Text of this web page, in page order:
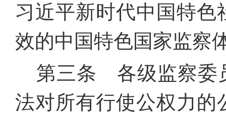
习近平新时代中国特
效的中国特色国家监察
第三条 各级监察委
法对所有行使公权力的